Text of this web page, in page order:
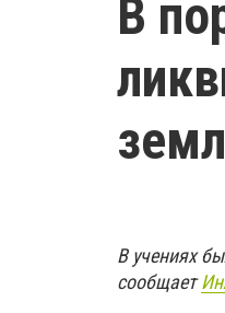
В
В учениях
сообщает